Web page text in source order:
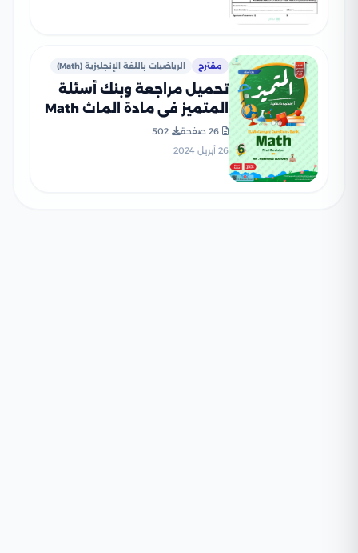
مقترح الرياضيات باللغة الإنجليزية (Math)
تحميل مراجعة وبنك أسئلة
المتميز في مادة الماث Math
الصف السادس الابتدائي الترم
الثاني
26 صفحة
502
26 أبريل 2024